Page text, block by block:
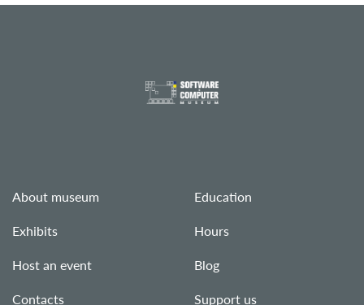
About museum
Exhibits
Host an event
Contacts
Education
Hours
Blog
Support us